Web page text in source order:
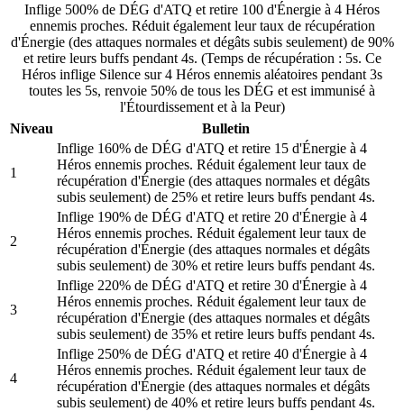
Inflige 500% de DÉG d'ATQ et retire 100 d'Énergie à 4 Héros
ennemis proches. Réduit également leur taux de récupération
d'Énergie (des attaques normales et dégâts subis seulement) de 90%
et retire leurs buffs pendant 4s. (Temps de récupération : 5s. Ce
Héros inflige Silence sur 4 Héros ennemis aléatoires pendant 3s
toutes les 5s, renvoie 50% de tous les DÉG et est immunisé à
l'Étourdissement et à la Peur)
Niveau
Bulletin
1
Inflige 160% de DÉG d'ATQ et retire 15 d'Énergie à 4
Héros ennemis proches. Réduit également leur taux de
récupération d'Énergie (des attaques normales et dégâts
subis seulement) de 25% et retire leurs buffs pendant 4s.
2
Inflige 190% de DÉG d'ATQ et retire 20 d'Énergie à 4
Héros ennemis proches. Réduit également leur taux de
récupération d'Énergie (des attaques normales et dégâts
subis seulement) de 30% et retire leurs buffs pendant 4s.
3
Inflige 220% de DÉG d'ATQ et retire 30 d'Énergie à 4
Héros ennemis proches. Réduit également leur taux de
récupération d'Énergie (des attaques normales et dégâts
subis seulement) de 35% et retire leurs buffs pendant 4s.
4
Inflige 250% de DÉG d'ATQ et retire 40 d'Énergie à 4
Héros ennemis proches. Réduit également leur taux de
récupération d'Énergie (des attaques normales et dégâts
subis seulement) de 40% et retire leurs buffs pendant 4s.